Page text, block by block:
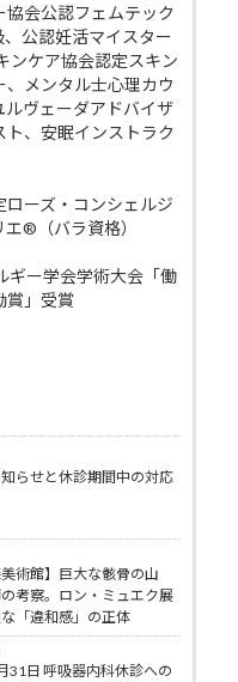
協会公認フェムテック
公認妊活マイスター
ンケア協会認定スキン
、メンタル士心理カウ
ルヴェーダアドバイザ
ト、安眠インストラク
ローズ・コンシェルジ
®（バラ資格）
ギー学会学術大会「働
賞」受賞
らせと休診期間中の対応
美術館】巨大な骸骨の山
考察。ロン・ミュエク展
「違和感」の正体
31日 呼吸器内科休診への